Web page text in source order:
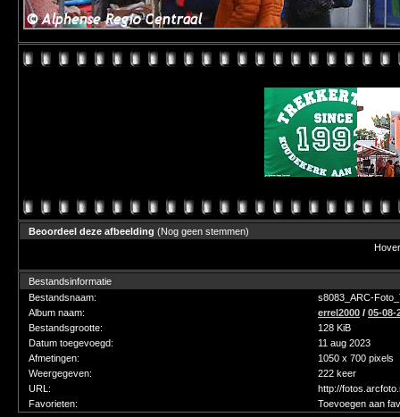
Beoordeel deze afbeelding (Nog geen stemmen)
Bestandsinformatie
Bestandsnaam:
s8083_ARC-
Album naam:
errel2000 / 05-08-
Bestandsgrootte:
128 KiB
Datum toegevoegd:
11 aug 2023
Afmetingen:
1050 x 700 pixels
Weergegeven:
222 keer
URL:
http://
Favorieten:
Toevoegen aan